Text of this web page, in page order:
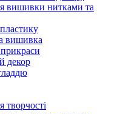
вишивки нитками та
вишивка
декор
творчості